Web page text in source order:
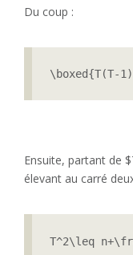
Du coup :
\boxed{T(T-
Ensuite, partant de
élevant au carré
T^2\leq